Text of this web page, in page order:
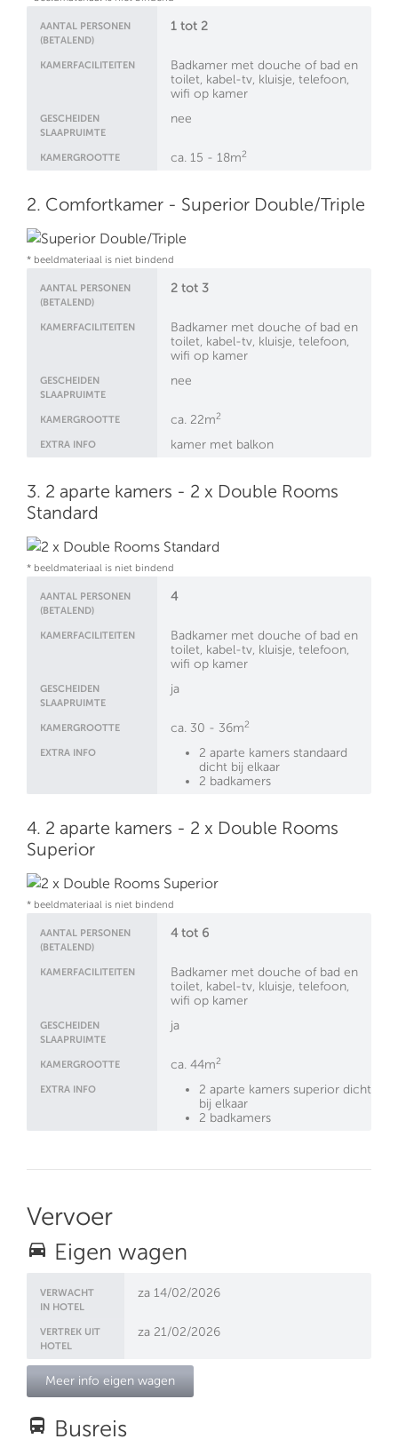
AANTAL PERSONEN
(BETALEND)
1 tot 2
KAMERFACILITEITEN
Badkamer met douche of bad en
toilet, kabel-tv, kluisje, telefoon,
wifi op kamer
GESCHEIDEN
SLAAPRUIMTE
nee
KAMERGROOTTE ca. 15 - 18m2
2. Comfortkamer - Superior Double/Triple
* beeldmateriaal is niet bindend
AANTAL PERSONEN
(BETALEND)
2 tot 3
KAMERFACILITEITEN
Badkamer met douche of bad en
toilet, kabel-tv, kluisje, telefoon,
wifi op kamer
GESCHEIDEN
SLAAPRUIMTE
nee
KAMERGROOTTE ca. 22m2
EXTRA INFO kamer met balkon
3. 2 aparte kamers - 2 x Double Rooms
Standard
* beeldmateriaal is niet bindend
AANTAL PERSONEN
(BETALEND)
4
KAMERFACILITEITEN
Badkamer met douche of bad en
toilet, kabel-tv, kluisje, telefoon,
wifi op kamer
GESCHEIDEN
SLAAPRUIMTE
ja
KAMERGROOTTE ca. 30 - 36m2
EXTRA INFO
2 aparte kamers standaard
dicht bij elkaar
2 badkamers
4. 2 aparte kamers - 2 x Double Rooms
Superior
* beeldmateriaal is niet bindend
AANTAL PERSONEN
(BETALEND)
4 tot 6
KAMERFACILITEITEN
Badkamer met douche of bad en
toilet, kabel-tv, kluisje, telefoon,
wifi op kamer
GESCHEIDEN
SLAAPRUIMTE
ja
KAMERGROOTTE ca. 44m2
EXTRA INFO
2 aparte kamers superior dicht
bij elkaar
2 badkamers
Vervoer
directions_car Eigen wagen
VERWACHT
IN HOTEL
za 14/02/2026
VERTREK UIT
HOTEL
za 21/02/2026
Meer info eigen wagen
directions_bus Busreis